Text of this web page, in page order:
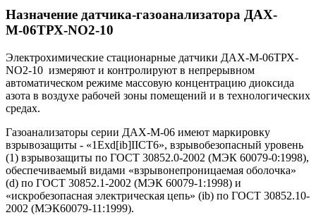
Назначение датчика-газоанализатора ДАХ-
М-06ТРХ-NO2-10
Электрохимические стационарные датчики ДАХ-М-06ТРХ-
NO2-10 измеряют и контролируют в непрерывном
автоматическом режиме массовую концентрацию диоксида
азота в воздухе рабочей зоны помещений и в технологических
средах.
Газоанализаторы серии ДАХ-М-06 имеют маркировку
взрывозащиты - «1Exd[ib]IICT6», взрывобезопасный уровень
(1) взрывозащиты по ГОСТ 30852.0-2002 (МЭК 60079-0:1998),
обеспечиваемый видами «взрывонепроницаемая оболочка»
(d) по ГОСТ 30852.1-2002 (МЭК 60079-1:1998) и
«искробезопасная электрическая цепь» (ib) по ГОСТ 30852.10-
2002 (МЭК60079-11:1999).